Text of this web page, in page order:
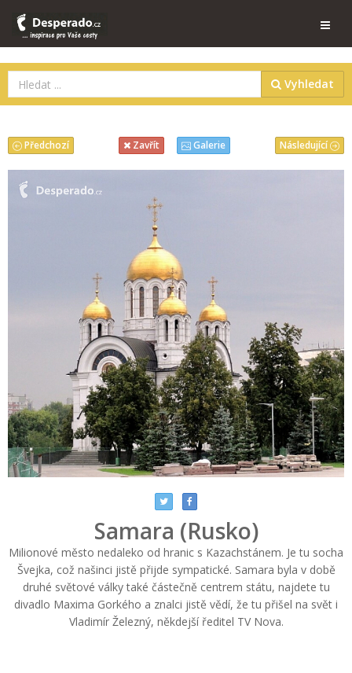
Vyhledat
Následující
Předchozí Zavřít Galerie
Samara (Rusko)
Milionové město nedaleko od hranic s Kazachstánem. Je tu socha
Švejka, což našinci jistě přijde sympatické. Samara byla v době
druhé světové války také částečně centrem státu, najdete tu
divadlo Maxima Gorkého a znalci jistě vědí, že tu přišel na svět i
Vladimír Železný, někdejší ředitel TV Nova.